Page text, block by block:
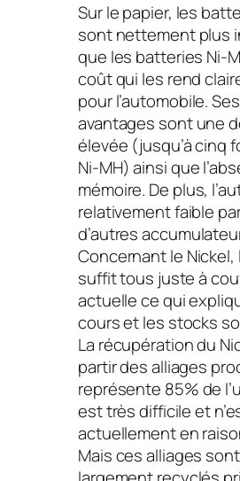
Sur le papier, les
sont nettement plus
que les batteries Ni-
coût qui les rend
pour l’automobile.
avantages sont une
élevée (jusqu’à cinq
Ni-MH) ainsi que
mémoire. De plus,
relativement faible
d’autres
Concernant le
suffit tous juste à
actuelle ce qui
cours et les stocks
La récupération du
partir des alliages
représente 85% de
est très difficile et
actuellement en
Mais ces alliages